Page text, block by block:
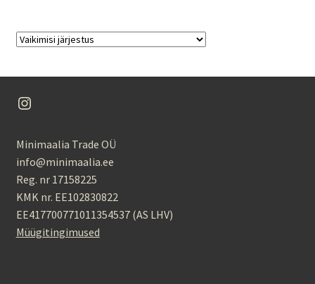
Instagram
Minimaalia Trade OÜ
info@minimaalia.ee
Reg. nr 17158225
KMK nr. EE102830822
EE417700771011354537 (AS LHV)
Müügitingimused